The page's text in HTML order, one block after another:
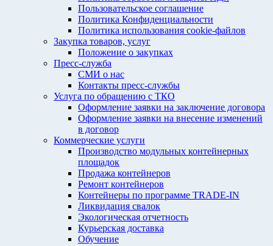
Пользовательское соглашение
Политика Конфиденциальности
Политика использования cookie-файлов
Закупка товаров, услуг
Положение о закупках
Пресс-служба
СМИ о нас
Контакты пресс-службы
Услуга по обращению с ТКО
Оформление заявки на заключение договора
Оформление заявки на внесение изменений
в договор
Коммерческие услуги
Производство модульных контейнерных
площадок
Продажа контейнеров
Ремонт контейнеров
Контейнеры по программе TRADE-IN
Ликвидация свалок
Экологическая отчетность
Курьерская доставка
Обучение